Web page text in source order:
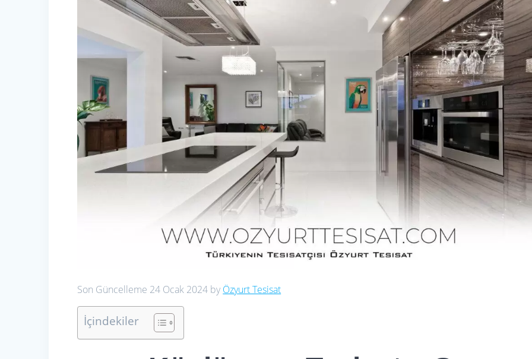
Son Güncelleme 24 Ocak 2024 by Özyurt Tesisat
İçindekiler